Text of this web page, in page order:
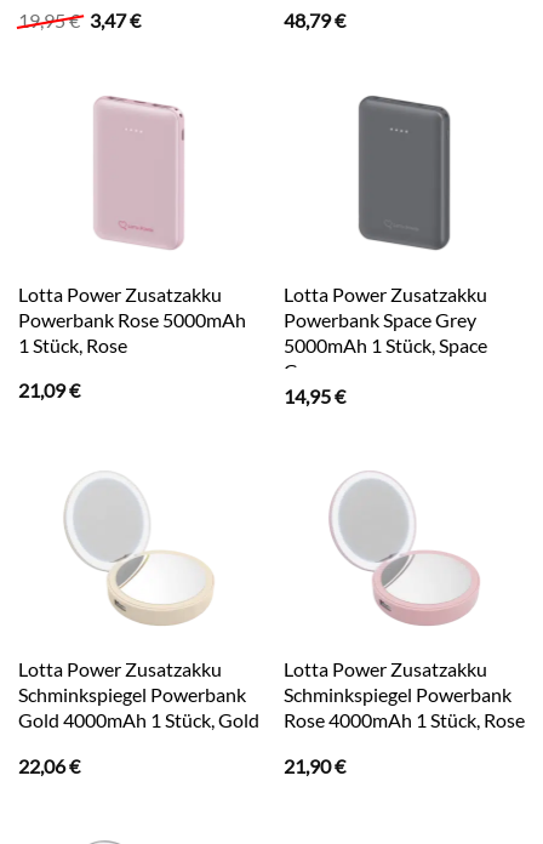
19,95€ Ursprünglicher
Preis
3,47€Aktueller
48,79€
Lotta Power Zusatzakku
Powerbank Rose 5000mAh
1 Stück, Rose
21,09€
Lotta Power Zusatzakku
Powerbank Space Grey
5000mAh 1 Stück, Space
Grey
14,95€
Lotta Power Zusatzakku
Schminkspiegel Powerbank
Gold 4000mAh 1 Stück, Gold
22,06€
Lotta Power Zusatzakku
Schminkspiegel Powerbank
Rose 4000mAh 1 Stück, Rose
21,90€